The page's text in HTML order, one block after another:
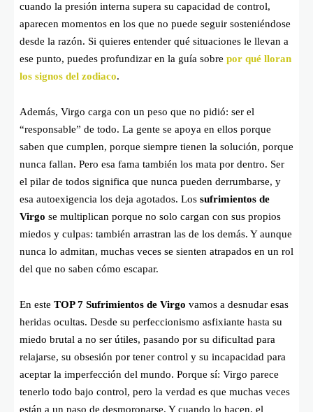
cuando la presión interna supera su capacidad de control,
aparecen momentos en los que no puede seguir sosteniéndose
desde la razón. Si quieres entender qué situaciones le llevan a
ese punto, puedes profundizar en la guía sobre por qué lloran
los signos del zodiaco.
Además, Virgo carga con un peso que no pidió: ser el
“responsable” de todo. La gente se apoya en ellos porque
saben que cumplen, porque siempre tienen la solución, porque
nunca fallan. Pero esa fama también los mata por dentro. Ser
el pilar de todos significa que nunca pueden derrumbarse, y
esa autoexigencia los deja agotados. Los sufrimientos de
Virgo se multiplican porque no solo cargan con sus propios
miedos y culpas: también arrastran las de los demás. Y aunque
nunca lo admitan, muchas veces se sienten atrapados en un rol
del que no saben cómo escapar.
En este TOP 7 Sufrimientos de Virgo vamos a desnudar esas
heridas ocultas. Desde su perfeccionismo asfixiante hasta su
miedo brutal a no ser útiles, pasando por su dificultad para
relajarse, su obsesión por tener control y su incapacidad para
aceptar la imperfección del mundo. Porque sí: Virgo parece
tenerlo todo bajo control, pero la verdad es que muchas veces
están a un paso de desmoronarse. Y cuando lo hacen, el